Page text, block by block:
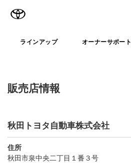
ラインアップ オーナーサポート
販売店情報
秋田トヨタ自動車株式会社
住所
秋田市泉中央二丁目１番３号